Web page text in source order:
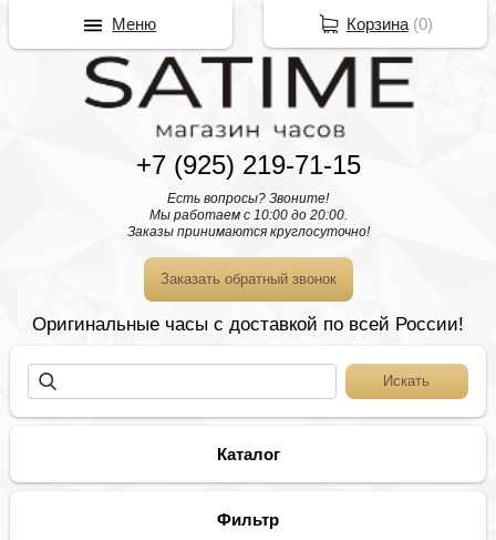
+7 (925) 219-71-15
Есть вопросы? Звоните!
Мы работаем с 10:00 до 20:00.
Заказы принимаются круглосуточно!
Заказать обратный звонок
Оригинальные часы с доставкой по всей России!
Каталог
Фильтр
Корзина(0)
Меню